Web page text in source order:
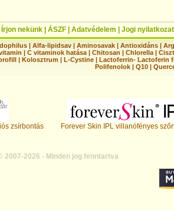
Írjon nekünk ÁSZF Adatvédelem Jogi nyilatkozat
|Alfa-lipidsav |Aminosavak |Antioxidáns |
| C vitaminok hatása | Chitosan | Chlorella |
| Kolosztrum | L-Cystine | Lactoferrin- Lactoferin
Polifenolok |Q10 |
zsírbontás Forever Skin IPL villanófényes
2007-2026 - Minden jog fenntartva